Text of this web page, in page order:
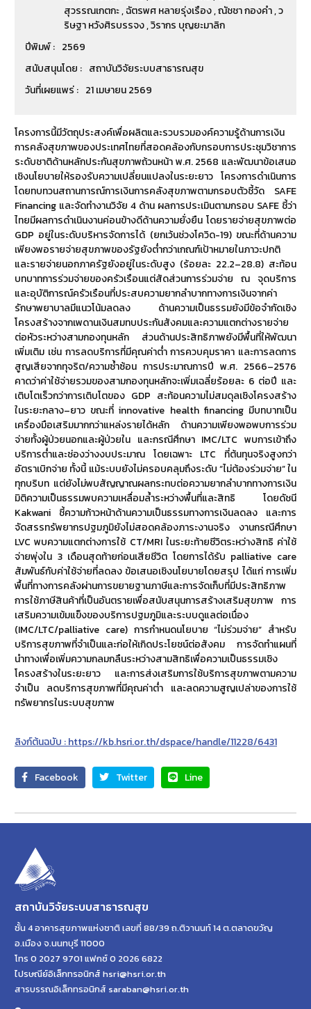
สุวรรณเกตกะ , ฉัตรพศ หลายรุ่งเรือง , ณัชชา กองคำ , ว
ริษฐา หวังศิรบรรจง , วิรากร บุญยะมาลิก
ปีพิมพ์ : 2569
สนับสนุนโดย : สถาบันวิจัยระบบสาธารณสุข
วันที่เผยแพร่ : 21 เมษายน 2569
โครงการนี้มีวัตถุประสงค์เพื่อผลิตและรวบรวมองค์ความรู้ด้านการเงิน
การคลังสุขภาพของประเทศไทยที่สอดคล้องกับกรอบการประชุมวิชาการ
ระดับชาติด้านหลักประกันสุขภาพถ้วนหน้า พ.ศ. 2568 และพัฒนาข้อเสนอ
เชิงนโยบายให้รองรับความเปลี่ยนแปลงในระยะยาว โครงการดำเนินการ
โดยทบทวนสถานการณ์การเงินการคลังสุขภาพตามกรอบตัวชี้วัด SAFE
Financing และจัดทำงานวิจัย 4 ด้าน ผลการประเมินตามกรอบ SAFE ชี้ว่า
ไทยมีผลการดำเนินงานค่อนข้างดีด้านความยั่งยืน โดยรายจ่ายสุขภาพต่อ
GDP อยู่ในระดับบริหารจัดการได้ (ยกเว้นช่วงโควิด-19) ขณะที่ด้านความ
เพียงพอรายจ่ายสุขภาพของรัฐยังต่ำกว่าเกณฑ์เป้าหมายในภาวะปกติ
และรายจ่ายนอกภาครัฐยังอยู่ในระดับสูง (ร้อยละ 22.2–28.8) สะท้อน
บทบาทการร่วมจ่ายของครัวเรือนแต่สัดส่วนการร่วมจ่าย ณ จุดบริการ
และอุบัติการณ์ครัวเรือนที่ประสบความยากลำบากทางการเงินจากค่า
รักษาพยาบาลมีแนวโน้มลดลง ด้านความเป็นธรรมยังมีข้อจำกัดเชิง
โครงสร้างจากเพดานเงินสมทบประกันสังคมและความแตกต่างรายจ่าย
ต่อหัวระหว่างสามกองทุนหลัก ส่วนด้านประสิทธิภาพยังมีพื้นที่ให้พัฒนา
เพิ่มเติม เช่น การลดบริการที่มีคุณค่าต่ำ การควบคุมราคา และการลดการ
สูญเสียจากทุจริต/ความซ้ำซ้อน การประมาณการปี พ.ศ. 2566–2576
คาดว่าค่าใช้จ่ายรวมของสามกองทุนหลักจะเพิ่มเฉลี่ยร้อยละ 6 ต่อปี และ
เติบโตเร็วกว่าการเติบโตของ GDP สะท้อนความไม่สมดุลเชิงโครงสร้าง
ในระยะกลาง–ยาว ขณะที่ innovative health financing มีบทบาทเป็น
เครื่องมือเสริมมากกว่าแหล่งรายได้หลัก ด้านความเพียงพอพบการร่วม
จ่ายทั้งผู้ป่วยนอกและผู้ป่วยใน และกรณีศึกษา IMC/LTC พบการเข้าถึง
บริการต่ำและช่องว่างงบประมาณ โดยเฉพาะ LTC ที่ต้นทุนจริงสูงกว่า
อัตราเบิกจ่าย ทั้งนี้ แม้ระบบยังไม่ครอบคลุมถึงระดับ “ไม่ต้องร่วมจ่าย” ใน
ทุกบริบท แต่ยังไม่พบสัญญาณผลกระทบต่อความยากลำบากทางการเงิน
มิติความเป็นธรรมพบความเหลื่อมล้ำระหว่างพื้นที่และสิทธิ โดยดัชนี
Kakwani ชี้ความก้าวหน้าด้านความเป็นธรรมทางการเงินลดลง และการ
จัดสรรทรัพยากรปฐมภูมิยังไม่สอดคล้องภาระงานจริง งานกรณีศึกษา
LVC พบความแตกต่างการใช้ CT/MRI ในระยะท้ายชีวิตระหว่างสิทธิ ค่าใช้
จ่ายพุ่งใน 3 เดือนสุดท้ายก่อนเสียชีวิต โดยการได้รับ palliative care
สัมพันธ์กับค่าใช้จ่ายที่ลดลง ข้อเสนอเชิงนโยบายโดยสรุป ได้แก่ การเพิ่ม
พื้นที่ทางการคลังผ่านการขยายฐานภาษีและการจัดเก็บที่มีประสิทธิภาพ
การใช้ภาษีสินค้าที่เป็นอันตรายเพื่อสนับสนุนการสร้างเสริมสุขภาพ การ
เสริมความเข้มแข็งของบริการปฐมภูมิและระบบดูแลต่อเนื่อง
(IMC/LTC/palliative care) การกำหนดนโยบาย “ไม่ร่วมจ่าย” สำหรับ
บริการสุขภาพที่จำเป็นและก่อให้เกิดประโยชน์ต่อสังคม การจัดทำแผนที่
นำทางเพื่อเพิ่มความกลมกลืนระหว่างสามสิทธิเพื่อความเป็นธรรมเชิง
โครงสร้างในระยะยาว และการส่งเสริมการใช้บริการสุขภาพตามความ
จำเป็น ลดบริการสุขภาพที่มีคุณค่าต่ำ และลดความสูญเปล่าของการใช้
ทรัพยากรในระบบสุขภาพ
ลิงก์ต้นฉบับ : https://kb.hsri.or.th/dspace/handle/11228/6431
Facebook Twitter Line
สถาบันวิจัยระบบสาธารณสุข
ชั้น 4 อาคารสุขภาพแห่งชาติ เลขที่ 88/39 ถ.ติวานนท์ 14 ต.ตลาดขวัญ
อ.เมือง จ.นนทบุรี 11000
โทร 0 2027 9701 แฟกซ์ 0 2026 6822
ไปรษณีย์อิเล็กทรอนิกส์ hsri@hsri.or.th
สารบรรณอิเล็กทรอนิกส์ saraban@hsri.or.th